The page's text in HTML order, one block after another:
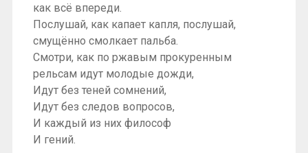
как всё впереди.
Послушай, как капает капля, послушай,
смущённо смолкает пальба.
Смотри, как по ржавым прокуренным
рельсам идут молодые дожди,
Идут без теней сомнений,
Идут без следов вопросов,
И каждый из них философ
И гений.